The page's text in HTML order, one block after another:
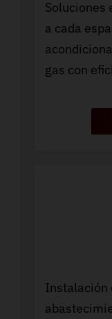
Soluciones
a cada
gas con
Instalación